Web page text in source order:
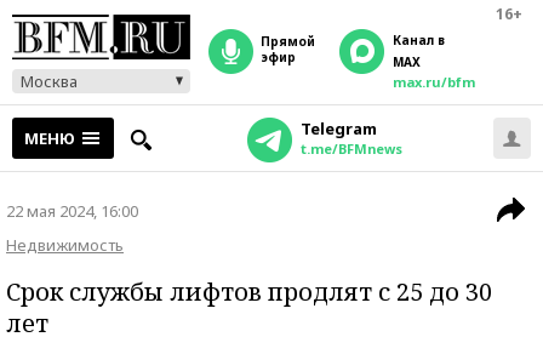
16+
Москва
прямой
эфир
Канал в
MAX
max.ru/bfm
МЕНЮ Telegram
t.me/BFMnews
22 мая 2024, 16:00
Недвижимость
Срок службы лифтов продлят с 25 до 30
лет